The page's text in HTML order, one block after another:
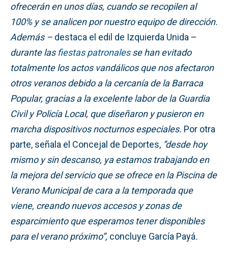
ofrecerán en unos días, cuando se recopilen al
100% y se analicen por nuestro equipo de dirección.
Además – destaca el edil de Izquierda Unida –
durante las fiestas patronalesse han evitado
totalmente los actos vandálicos que nos afectaron
otros veranos debido a la cercanía de la Barraca
Popular, gracias a la excelente labor de la Guardia
Civil y Policía Local, que diseñaron y pusieron en
marcha dispositivos nocturnos especiales. Por otra
parte, señala el Concejal de Deportes, ”desde hoy
mismo y sin descanso, ya estamos trabajando en
la mejora del servicio que se ofrece en la Piscina de
Verano Municipal de cara a la temporada que
viene, creando nuevos accesos y zonas de
esparcimiento que esperamos tener disponibles
para el verano próximo”, concluye García Payá.